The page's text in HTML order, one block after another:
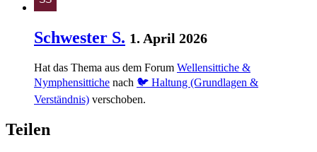
Schwester S. 1. April 2026
Hat das Thema aus dem Forum Wellensittiche &
Nymphensittiche nach 🐦 Haltung (Grundlagen &
Verständnis) verschoben.
Teilen